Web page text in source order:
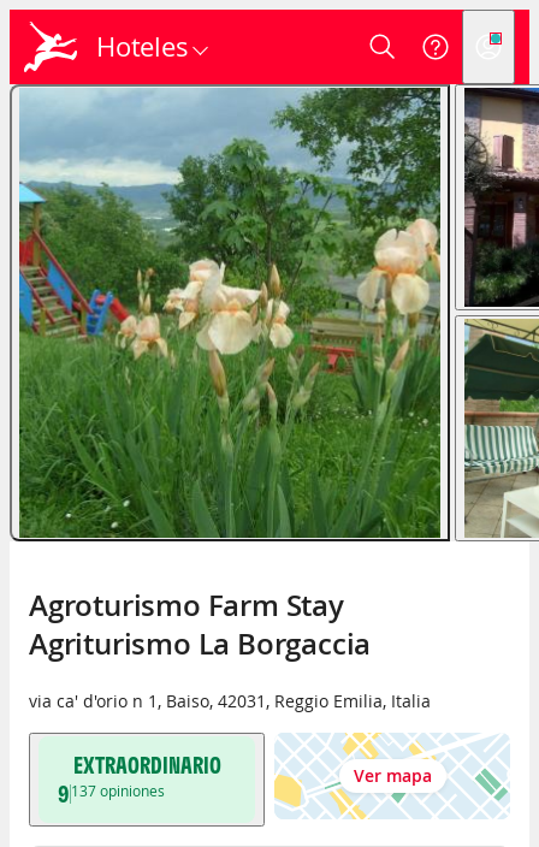
Hoteles
Agroturismo Farm Stay
Agriturismo La Borgaccia
via ca' d'orio n 1 , Baiso, 42031 , Reggio Emilia, Italia
EXTRAORDINARIO
9137opiniones
Ver mapa